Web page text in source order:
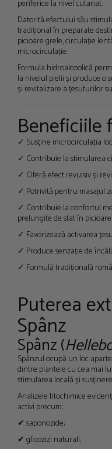
periferice la nivel cutanat.
Datorită efectului său
tradițional în preparate
picioare grele, circulație
microcirculație.
Formula hidroalcoolică
la nivelul pielii și produce o
și revitalizare a țesuturilor
Beneficiile
✓ Susține microcirculația
✓ Contribuie la stimularea
✓ Oferă efect revulsiv și
✓ Potrivită pentru masajul
✓ Contribuie la confortul
prelungite de stat în picioare
✓ Favorizează activarea
✓ Produce senzație de
✓ Formulă tradițională
Puterea
Spânz
Spânz (
Spânzul ocupă un loc
dintre plantele cu cea mai
stimularea locală și
Analizele fitochimice
activi precum:
✔ saponozide;
✔ glicozizi naturali;